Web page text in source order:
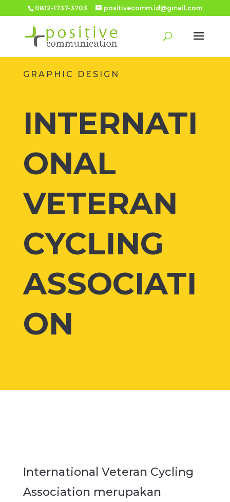
0812-1737-3703 positivecomm.id@gmail.com
GRAPHIC DESIGN
INTERNATI
ONAL
VETERAN
CYCLING
ASSOCIATI
ON
International Veteran Cycling
Association merupakan